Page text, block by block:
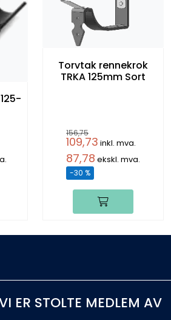
Torvtak rennekrok
TRKA 125mm Sort
156,75
109,73 inkl. mva.
87,78 ekskl. mva.
-30 %
ER STOLTE MEDLEM AV